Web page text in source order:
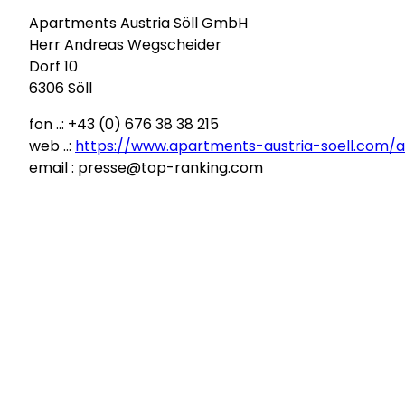
Apartments Austria Söll GmbH
Herr Andreas Wegscheider
Dorf 10
6306 Söll
fon ..: +43 (0) 676 38 38 215
web ..: https://www.apartments-austria-soell.com/
email : presse@top-ranking.com